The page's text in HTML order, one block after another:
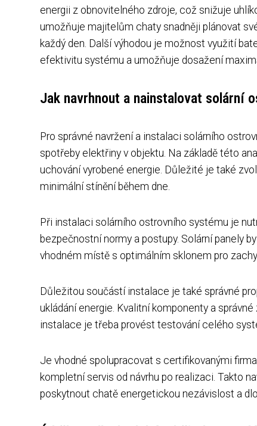
energii z obnovitelného zdroje, což snižuje
umožňuje majitelům chaty snadněji plánovat
každý den. Další výhodou je možnost využití
efektivitu systému a umožňuje dosažení
Jak navrhnout a nainstalovat solární
Pro správné navržení a instalaci solárního
spotřeby elektřiny v objektu. Na základě této
uchování vyrobené energie. Důležité je také
minimální stínění během dne.
Při instalaci solárního ostrovního systému je
bezpečnostní normy a postupy. Solární panely
vhodném místě s optimálním sklonem pro
Důležitou součástí instalace je také správné
ukládání energie. Kvalitní komponenty a
instalace je třeba provést testování celého
Je vhodné spolupracovat s certifikovanými
kompletní servis od návrhu po realizaci. Takto
poskytnout chatě energetickou nezávislost a